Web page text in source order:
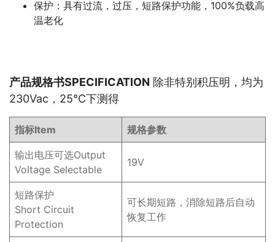
保护：具有过流，过压，短路保护功能，100%负载高
温老化
产品规格书SPECIFICATION 除非特别积压明，均为
230Vac，25℃下测得
指标Item 规格参数
输出电压可选Output
Voltage Selectable
19V
短路保护
Short Circuit
Protection
可长期短路，消除短路后自动
恢复工作